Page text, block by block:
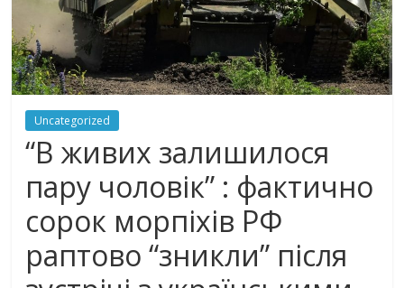
Uncategorized
“В живих залишилося
пару чоловік” : фактично
сорок морпіхів РФ
раптово “зникли” після